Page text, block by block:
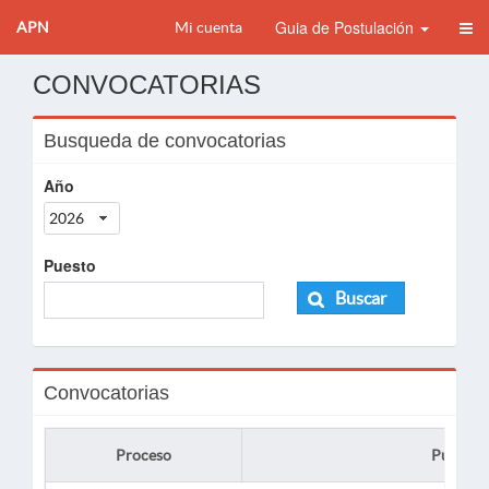
APN Mi cuenta Guia de Postulación
CONVOCATORIAS
Busqueda de convocatorias
Año
2026
Puesto
Buscar
Convocatorias
Proceso Puesto